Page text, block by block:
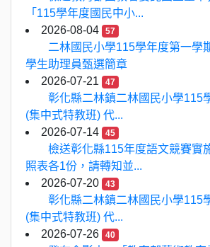
「115學年度國民中小...
2026-08-04
57
二林國民小學115學年度第一學
學生助理員甄選簡章
2026-07-21
47
彰化縣二林鎮二林國民小學115
(集中式特教班) 代...
2026-07-14
45
檢送彰化縣115年度語文競賽實
照表各1份，請轉知並...
2026-07-20
43
彰化縣二林鎮二林國民小學115
(集中式特教班) 代...
2026-07-26
40